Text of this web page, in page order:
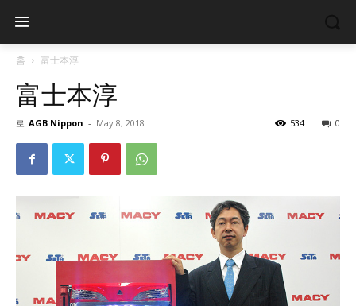
홈 富士本淳
富士本淳
로 AGB Nippon - May 8, 2018 0
534